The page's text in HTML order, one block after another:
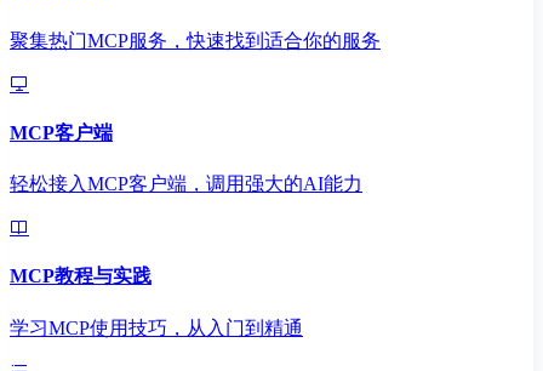
聚集热门MCP服务，快速找到适合你的服务
MCP客户端
轻松接入MCP客户端，调用强大的AI能力
MCP教程与实践
学习MCP使用技巧，从入门到精通